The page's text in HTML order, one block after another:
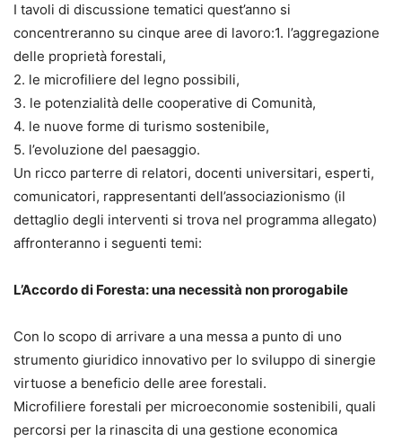
I tavoli di discussione tematici quest’anno si
concentreranno su cinque aree di lavoro:1. l’aggregazione
delle proprietà forestali,
2. le microfiliere del legno possibili,
3. le potenzialità delle cooperative di Comunità,
4. le nuove forme di turismo sostenibile,
5. l’evoluzione del paesaggio.
Un ricco parterre di relatori, docenti universitari, esperti,
comunicatori, rappresentanti dell’associazionismo (il
dettaglio degli interventi si trova nel programma allegato)
affronteranno i seguenti temi:
L’Accordo di Foresta: una necessità non prorogabile
Con lo scopo di arrivare a una messa a punto di uno
strumento giuridico innovativo per lo sviluppo di sinergie
virtuose a beneficio delle aree forestali.
Microfiliere forestali per microeconomie sostenibili, quali
percorsi per la rinascita di una gestione economica